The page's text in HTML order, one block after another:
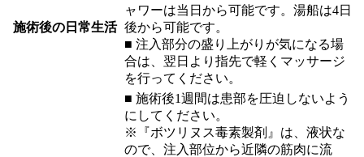
施術後の日常生活
ャワーは当日から可能です。湯船は4日
後から可能です。
■ 注入部分の盛り上がりが気になる場
合は、翌日より指先で軽くマッサージ
を行ってください。
■ 施術後1週間は患部を圧迫しないよう
にしてください。
※『ボツリヌス毒素製剤』は、液状な
ので、注入部位から近隣の筋肉に流